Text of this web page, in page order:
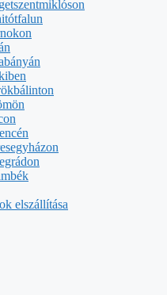
elszállítása